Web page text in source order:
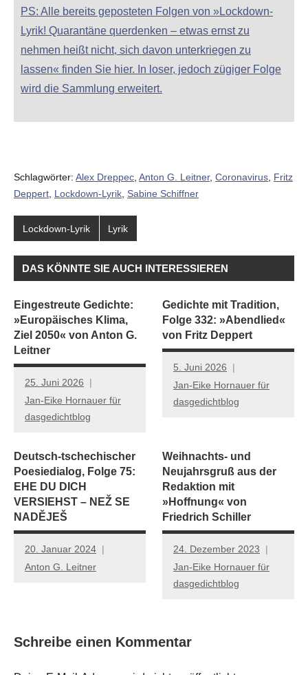
PS: Alle bereits geposteten Folgen von »Lockdown-
Lyrik! Quarantäne querdenken – etwas ernst zu
nehmen heißt nicht, sich davon unterkriegen zu
lassen« finden Sie hier. In loser, jedoch zügiger Folge
wird die Sammlung erweitert.
Schlagwörter: Alex Dreppec, Anton G. Leitner, Coronavirus, Fritz
Deppert, Lockdown-Lyrik, Sabine Schiffner
Lockdown-Lyrik Lyrik
DAS KÖNNTE SIE AUCH INTERESSIEREN
Eingestreute Gedichte:
»Europäisches Klima,
Ziel 2050« von Anton G.
Leitner
25. Juni 2026
Jan-Eike Hornauer für
dasgedichtblog
Gedichte mit Tradition,
Folge 332: »Abendlied«
von Fritz Deppert
5. Juni 2026
Jan-Eike Hornauer für
dasgedichtblog
Deutsch-tschechischer
Poesiedialog, Folge 75:
EHE DU DICH
VERSIEHST – NEŽ SE
NADĚJEŠ
20. Januar 2024
Anton G. Leitner
Weihnachts- und
Neujahrsgruß aus der
Redaktion mit
»Hoffnung« von
Friedrich Schiller
24. Dezember 2023
Jan-Eike Hornauer für
dasgedichtblog
Schreibe einen Kommentar